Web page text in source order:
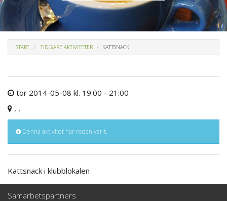
START TIDIGARE AKTIVITETER KATTSNACK
tor 2014-05-08 kl. 19:00 - 21:00
, ,
Denna aktivitet har redan varit.
Kattsnack i klubblokalen
Samarbetspartners